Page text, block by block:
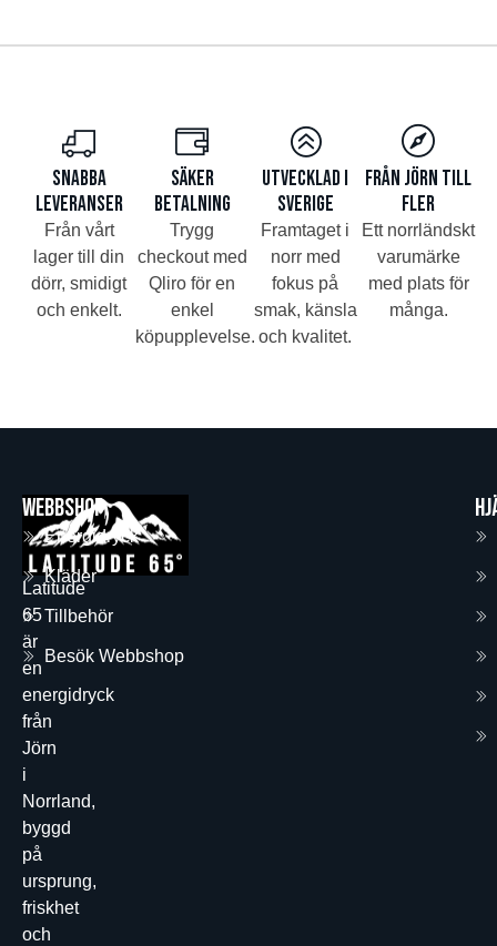
Snabba
leveranser
Från vårt
lager till din
dörr, smidigt
och enkelt.
Säker
betalning
Trygg
checkout med
Qliro för en
enkel
köpupplevelse.
Utvecklad i
Sverige
Framtaget i
norr med
fokus på
smak, känsla
och kvalitet.
Från Jörn till
fler
Ett norrländskt
varumärke
med plats för
många.
Latitude
65
är
en
energidryck
från
Jörn
i
Norrland,
byggd
på
ursprung,
friskhet
och
Webbshop
Energidryck
Kläder
Tillbehör
Besök Webbshop